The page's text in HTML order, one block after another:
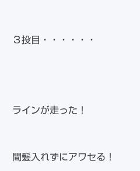
３投目・・・・・・
ラインが走った！
間髪入れずにアワセる！